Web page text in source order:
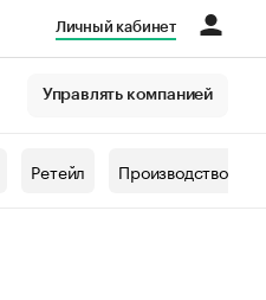
Личный кабинет
Управлять компанией
Ретейл Производство